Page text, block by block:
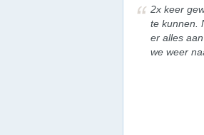
2x keer
te kunnen.
er alles
we weer